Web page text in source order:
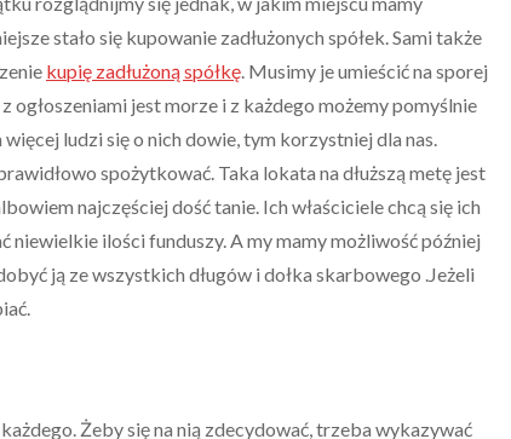
stało się kupowanie zadłużonych spółek. Sami także
kupię zadłużoną spółkę. Musimy je umieścić na sporej
jest morze i z każdego możemy pomyślnie
ludzi się o nich dowie, tym korzystniej dla nas.
spożytkować. Taka lokata na dłuższą metę jest
najczęściej dość tanie. Ich właściciele chcą się ich
ilości funduszy. A my mamy możliwość później
ją ze wszystkich długów i dołka skarbowego .Jeżeli
Żeby się na nią zdecydować, trzeba wykazywać